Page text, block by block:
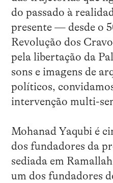
do passado à
presente — desde o
Revolução dos
pela libertação da
sons e imagens de
políticos,
intervenção multi-
Mohanad Yaqubi é
dos fundadores da
sediada em
um dos fundadores